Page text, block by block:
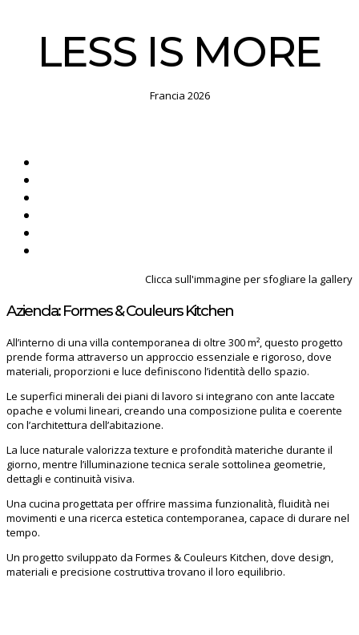
LESS IS MORE
Francia 2026
Clicca sull'immagine per sfogliare la gallery
Azienda: Formes & Couleurs Kitchen
All’interno di una villa contemporanea di oltre 300 m², questo progetto
prende forma attraverso un approccio essenziale e rigoroso, dove
materiali, proporzioni e luce definiscono l’identità dello spazio.
Le superfici minerali dei piani di lavoro si integrano con ante laccate
opache e volumi lineari, creando una composizione pulita e coerente
con l’architettura dell’abitazione.
La luce naturale valorizza texture e profondità materiche durante il
giorno, mentre l’illuminazione tecnica serale sottolinea geometrie,
dettagli e continuità visiva.
Una cucina progettata per offrire massima funzionalità, fluidità nei
movimenti e una ricerca estetica contemporanea, capace di durare nel
tempo.
Un progetto sviluppato da Formes & Couleurs Kitchen, dove design,
materiali e precisione costruttiva trovano il loro equilibrio.